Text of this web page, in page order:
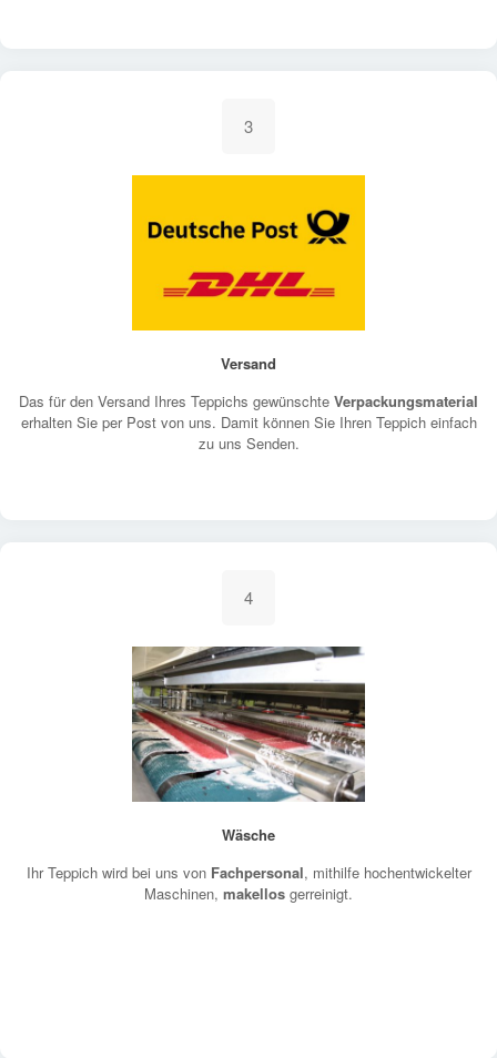
3
Versand
Das für den Versand Ihres Teppichs gewünschte Verpackungsmaterial
erhalten Sie per Post von uns. Damit können Sie Ihren Teppich einfach
zu uns Senden.
4
Wäsche
Ihr Teppich wird bei uns von Fachpersonal, mithilfe hochentwickelter
Maschinen, makellos gerreinigt.